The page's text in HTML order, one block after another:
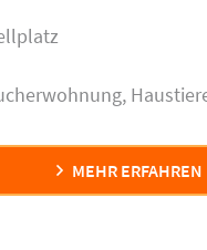
MEHR ERFAHREN